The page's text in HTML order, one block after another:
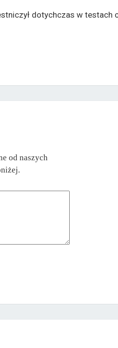
dotychczas w testach
od naszych